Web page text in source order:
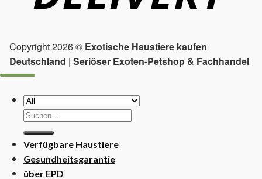
Copyright 2026 © Exotische Haustiere kaufen
Deutschland | Seriöser Exoten-Petshop & Fachhandel
Suchen
nach:
Verfügbare Haustiere
Gesundheitsgarantie
über EPD